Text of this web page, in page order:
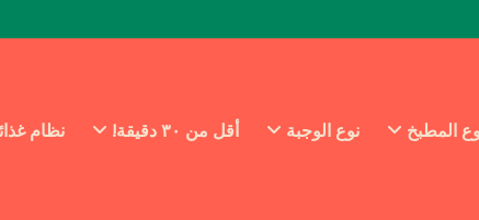
المطبخ نوع الوجبة أقل من ٣٠ دقيقة! نظام